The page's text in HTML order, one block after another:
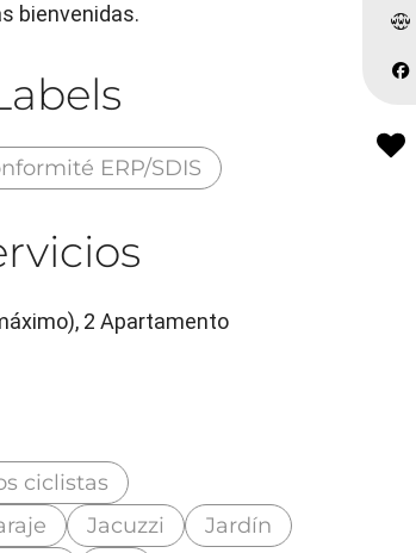
bienvenidas.
ERP/SDIS
2 Apartamento
ciclistas
Jacuzzi
Jardín